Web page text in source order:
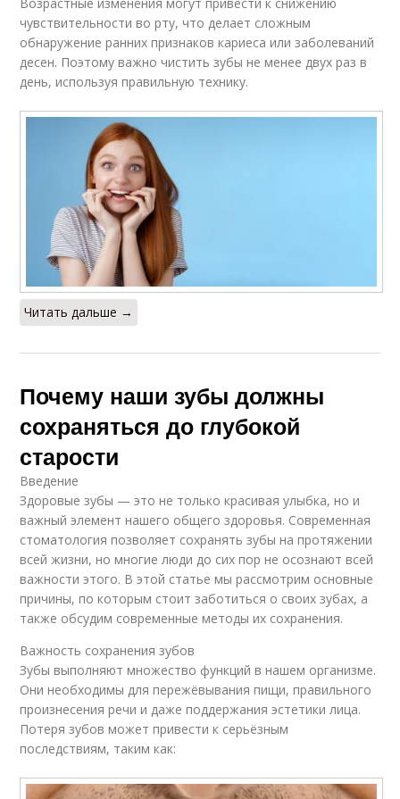
чувствительности во рту, что делает сложным
обнаружение ранних признаков кариеса или заболеваний
десен. Поэтому важно чистить зубы не менее двух раз в
день, используя правильную технику.
Читать дальше →
Почему наши зубы должны
сохраняться до глубокой
старости
Введение
Здоровые зубы — это не только красивая улыбка, но и
важный элемент нашего общего здоровья. Современная
стоматология позволяет сохранять зубы на протяжении
всей жизни, но многие люди до сих пор не осознают всей
важности этого. В этой статье мы рассмотрим основные
причины, по которым стоит заботиться о своих зубах, а
также обсудим современные методы их сохранения.
Важность сохранения зубов
Зубы выполняют множество функций в нашем организме.
Они необходимы для пережёвывания пищи, правильного
произнесения речи и даже поддержания эстетики лица.
Потеря зубов может привести к серьёзным
последствиям, таким как: